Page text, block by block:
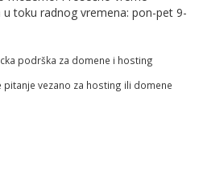
toku radnog vremena: pon-pet 9-
podrška za domene i hosting
pitanje vezano za hosting ili domene